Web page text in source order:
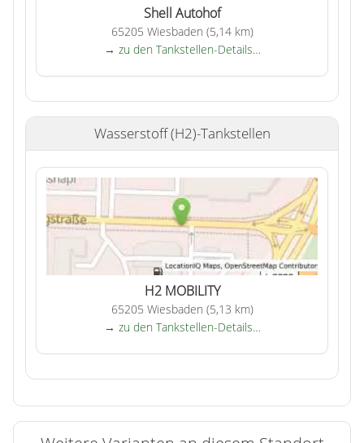
Shell Autohof
65205 Wiesbaden (5,14 km)
→ zu den Tankstellen-Details…
Wasserstoff (H2)-Tankstellen
H2 MOBILITY
65205 Wiesbaden (5,13 km)
→ zu den Tankstellen-Details…